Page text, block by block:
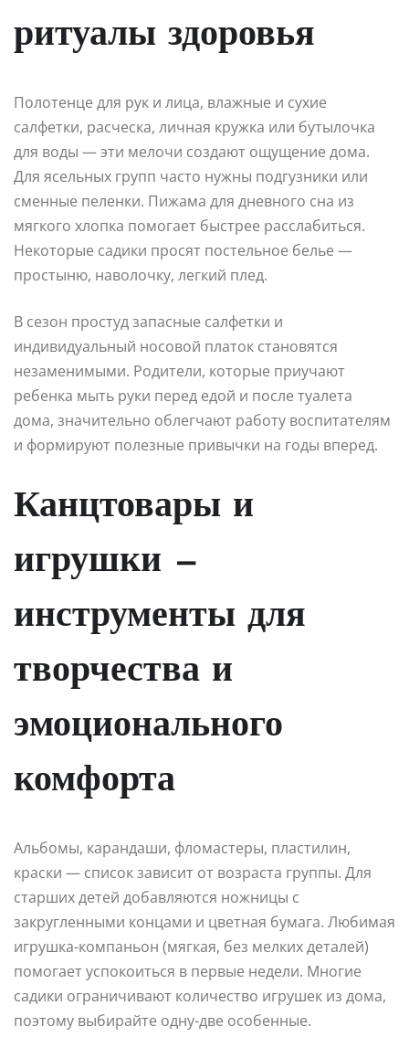
ритуалы здоровья
Полотенце для рук и лица, влажные и сухие
салфетки, расческа, личная кружка или бутылочка
для воды — эти мелочи создают ощущение дома.
Для ясельных групп часто нужны подгузники или
сменные пеленки. Пижама для дневного сна из
мягкого хлопка помогает быстрее расслабиться.
Некоторые садики просят постельное белье —
простыню, наволочку, легкий плед.
В сезон простуд запасные салфетки и
индивидуальный носовой платок становятся
незаменимыми. Родители, которые приучают
ребенка мыть руки перед едой и после туалета
дома, значительно облегчают работу воспитателям
и формируют полезные привычки на годы вперед.
Канцтовары и
игрушки —
инструменты для
творчества и
эмоционального
комфорта
Альбомы, карандаши, фломастеры, пластилин,
краски — список зависит от возраста группы. Для
старших детей добавляются ножницы с
закругленными концами и цветная бумага. Любимая
игрушка-компаньон (мягкая, без мелких деталей)
помогает успокоиться в первые недели. Многие
садики ограничивают количество игрушек из дома,
поэтому выбирайте одну-две особенные.